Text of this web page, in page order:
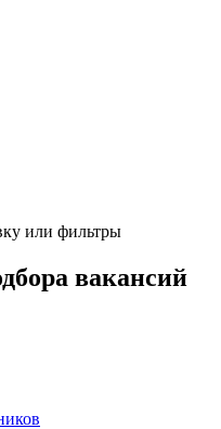
или фильтры
вакансий